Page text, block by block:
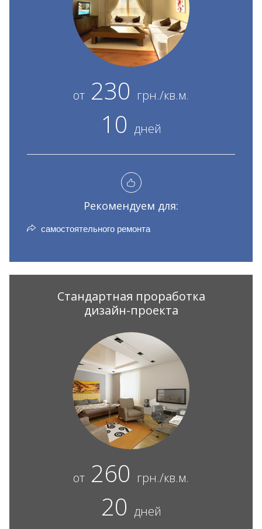
от 230 грн./кв.м.
10 дней
Рекомендуем для:
самостоятельного ремонта
Стандартная проработка
дизайн-проекта
от 260 грн./кв.м.
20 дней